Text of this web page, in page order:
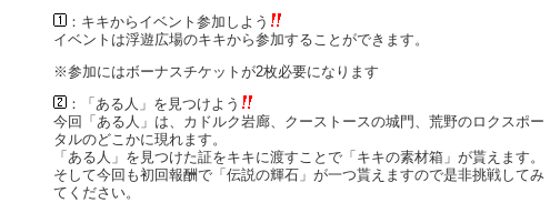
：キキからイベント参加しよう
イベントは浮遊広場のキキから参加することができます。
※参加にはボーナスチケットが2枚必要になります
：「ある人」を見つけよう
今回「ある人」は、カドルク岩廊、クーストースの城門、荒野のロクスポー
タルのどこかに現れます。
「ある人」を見つけた証をキキに渡すことで「キキの素材箱」が貰えます。
そして今回も初回報酬で「伝説の輝石」が一つ貰えますので是非挑戦してみ
てください。